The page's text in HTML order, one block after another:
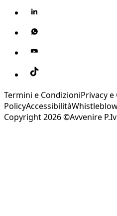
Termini e CondizioniPrivacy e
PolicyAccessibilità
Copyright 2026 ©Avvenire